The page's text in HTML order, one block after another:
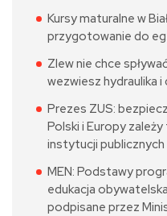
Kursy maturalne w
przygotowanie do
Zlew nie chce
wezwiesz hydraulika i
Prezes ZUS:
Polski i Europy
instytucji publicznych
MEN: Podstawy
edukacja
podpisane przez